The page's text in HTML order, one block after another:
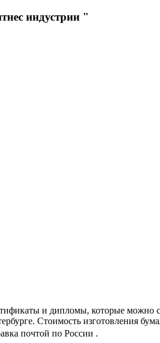
индустрии "
и дипломы, которые можно
Стоимость изготовления
почтой по России .